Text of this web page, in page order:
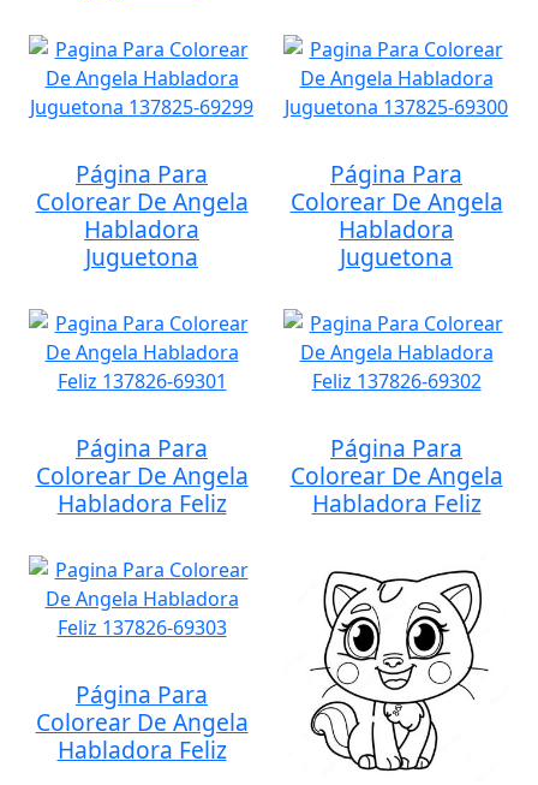
Página Para
Colorear De Angela
Habladora
Juguetona
Página Para
Colorear De Angela
Habladora
Juguetona
Página Para
Colorear De Angela
Habladora Feliz
Página Para
Colorear De Angela
Habladora Feliz
Página Para
Colorear De Angela
Habladora Feliz